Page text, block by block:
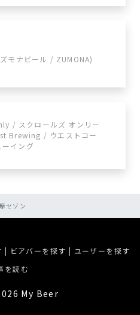
モナビール / ZUMONA)
/ スクロールズ オンリー
Brewing / ウエストコー
ーイング
セゾン
| ビアバーを探す | ユーザーを探す
を読む
My Beer